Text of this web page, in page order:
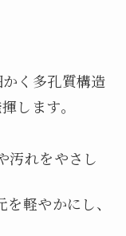
く多孔質構造
します。
汚れをやさし
を軽やかにし、